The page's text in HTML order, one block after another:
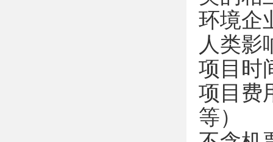
环境企
人类影
项目时
项目费
等）